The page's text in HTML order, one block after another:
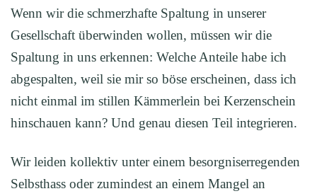
Wenn wir die schmerzhafte Spaltung in unserer
Gesellschaft überwinden wollen, müssen wir die
Spaltung in uns erkennen: Welche Anteile habe ich
abgespalten, weil sie mir so böse erscheinen, dass ich
nicht einmal im stillen Kämmerlein bei Kerzenschein
hinschauen kann? Und genau diesen Teil integrieren.
Wir leiden kollektiv unter einem besorgniserregenden
Selbsthass oder zumindest an einem Mangel an